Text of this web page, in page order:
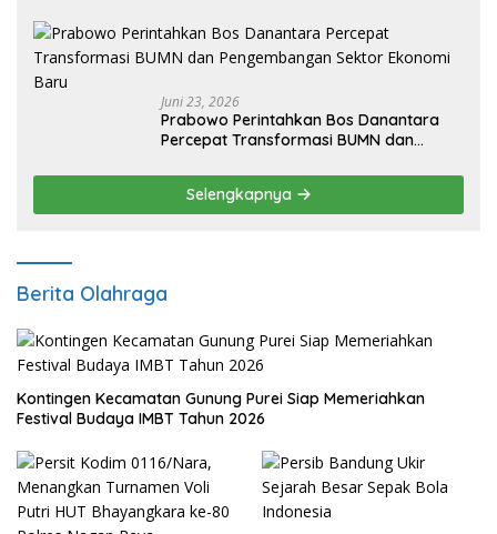
Juni 23, 2026
Prabowo Perintahkan Bos Danantara
Percepat Transformasi BUMN dan
Selengkapnya
Berita Olahraga
Kontingen Kecamatan Gunung Purei Siap Memeriahkan
Festival Budaya IMBT Tahun 2026